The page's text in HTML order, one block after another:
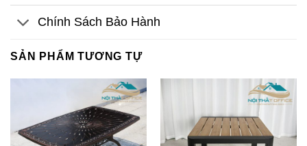
Chính Sách Bảo Hành
SẢN PHẨM TƯƠNG TỰ